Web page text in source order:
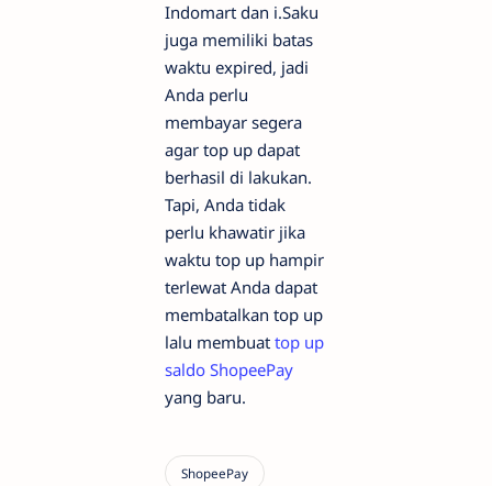
Indomart dan i.Saku
juga memiliki batas
waktu expired, jadi
Anda perlu
membayar segera
agar top up dapat
berhasil di lakukan.
Tapi, Anda tidak
perlu khawatir jika
waktu top up hampir
terlewat Anda dapat
membatalkan top up
lalu membuat top up
saldo ShopeePay
yang baru.